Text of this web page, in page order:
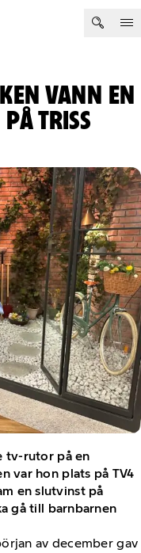
VANN EN
TRISS
tv-rutor på en
var hon plats på TV4
en slutvinst på
gå till barnbarnen
av december gav